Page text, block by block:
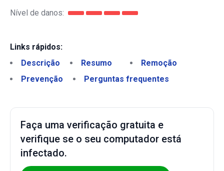
Nível de danos:
Links rápidos:
Descrição
Resumo
Remoção
Prevenção
Perguntas frequentes
Faça uma verificação gratuita e
verifique se o seu computador está
infectado.